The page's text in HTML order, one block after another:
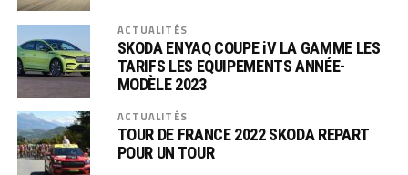
ACTUALITÉS
SKODA ENYAQ COUPE iV LA GAMME LES
TARIFS LES EQUIPEMENTS ANNÉE-
MODÈLE 2023
ACTUALITÉS
TOUR DE FRANCE 2022 SKODA REPART
POUR UN TOUR